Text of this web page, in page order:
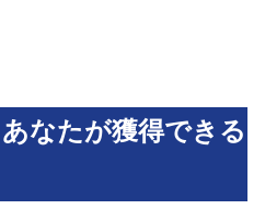
あなたが獲得できる